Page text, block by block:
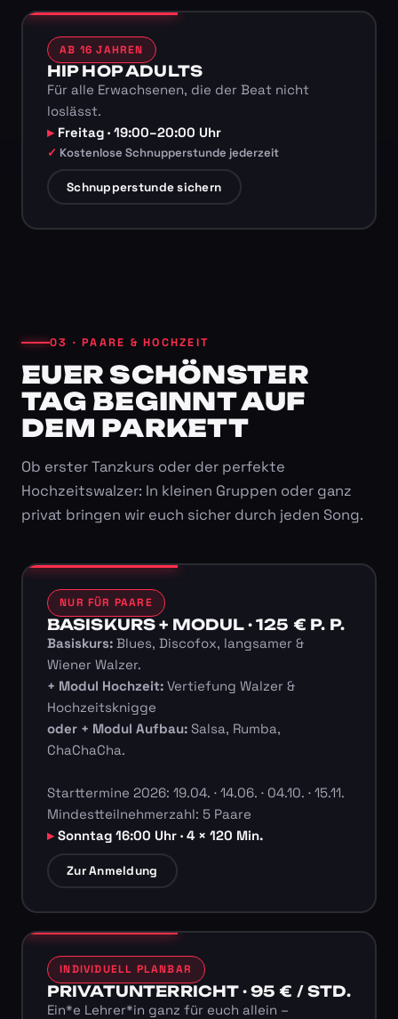
AB 16 JAHREN
HIP HOP ADULTS
Für alle Erwachsenen, die der Beat nicht
loslässt.
Freitag · 19:00–20:00 Uhr
Kostenlose Schnupperstunde jederzeit
Schnupperstunde sichern
03 · PAARE & HOCHZEIT
EUER SCHÖNSTER
TAG BEGINNT AUF
DEM PARKETT
Ob erster Tanzkurs oder der perfekte
Hochzeitswalzer: In kleinen Gruppen oder ganz
privat bringen wir euch sicher durch jeden Song.
NUR FÜR PAARE
BASISKURS + MODUL · 125 € P. P.
Basiskurs:Blues, Discofox, langsamer &
Wiener Walzer.
+ Modul Hochzeit:Vertiefung Walzer &
Hochzeitsknigge
oder + Modul Aufbau:Salsa, Rumba,
ChaChaCha.
Starttermine 2026: 19.04. · 14.06. · 04.10. · 15.11.
Mindestteilnehmerzahl: 5 Paare
Sonntag 16:00 Uhr · 4 × 120 Min.
Zur Anmeldung
INDIVIDUELL PLANBAR
PRIVATUNTERRICHT · 95 € / STD.
Ein*e Lehrer*in ganz für euch allein –